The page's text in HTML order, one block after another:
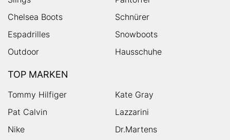
Chelsea Boots
Schnürer
Espadrilles
Snowboots
Outdoor
Hausschuhe
TOP MARKEN
Tommy Hilfiger
Kate Gray
Pat Calvin
Lazzarini
Nike
Dr.Martens